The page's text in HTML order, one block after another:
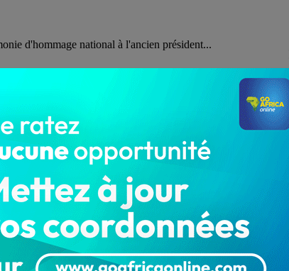
d'hommage national à l'ancien président...
est allé
football d'Ablogamé est survenu le 3...
de FC Loto Popo